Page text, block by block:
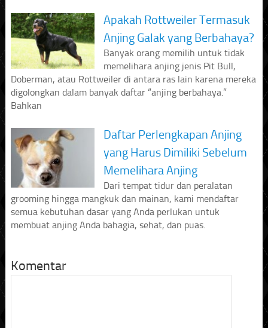
Apakah Rottweiler Termasuk
Anjing Galak yang Berbahaya?
Banyak orang memilih untuk tidak
memelihara anjing jenis Pit Bull,
Doberman, atau Rottweiler di antara ras lain karena mereka
digolongkan dalam banyak daftar “anjing berbahaya.”
Bahkan
Daftar Perlengkapan Anjing
yang Harus Dimiliki Sebelum
Memelihara Anjing
Dari tempat tidur dan peralatan
grooming hingga mangkuk dan mainan, kami mendaftar
semua kebutuhan dasar yang Anda perlukan untuk
membuat anjing Anda bahagia, sehat, dan puas.
Komentar